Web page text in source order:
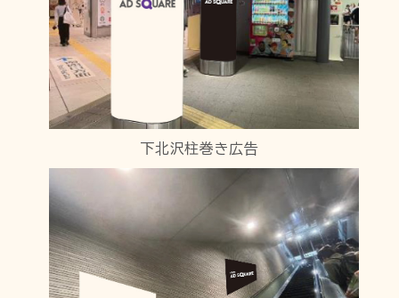
下北沢柱巻き広告